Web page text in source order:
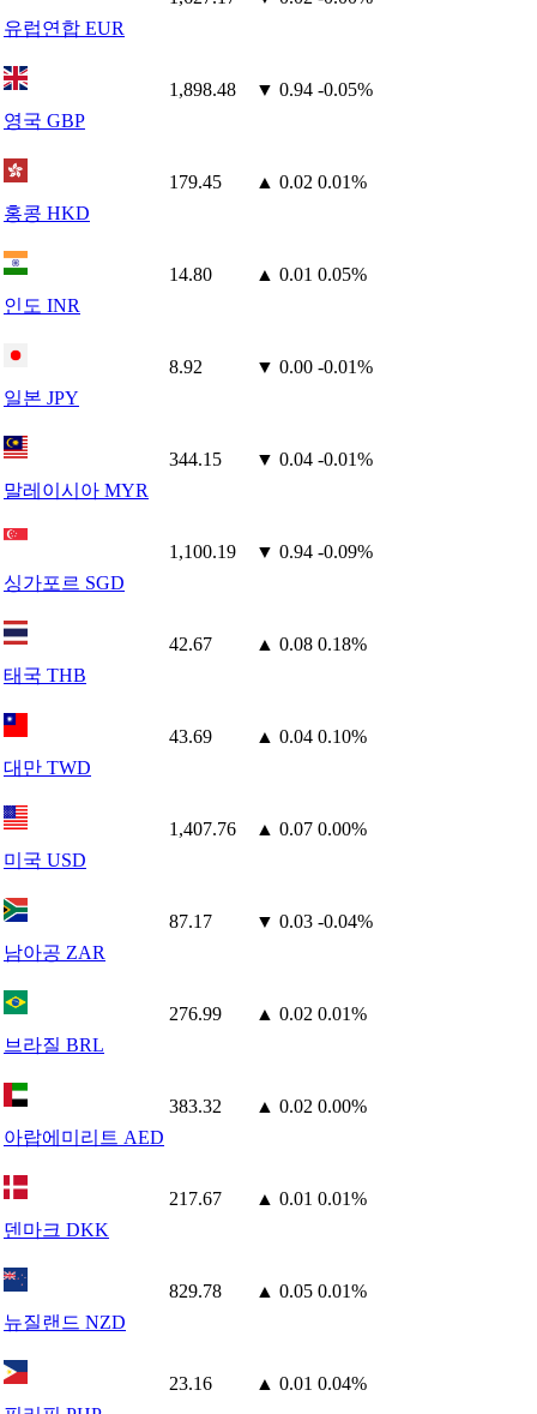
유럽연합 EUR
영국 GBP
1,898.48 ▼ 0.94 -0.05%
홍콩 HKD
179.45 ▲ 0.02 0.01%
인도 INR
14.80 ▲ 0.01 0.05%
일본 JPY
8.92 ▼ 0.00 -0.01%
말레이시아 MYR
344.15 ▼ 0.04 -0.01%
싱가포르 SGD
1,100.19 ▼ 0.94 -0.09%
태국 THB
42.67 ▲ 0.08 0.18%
대만 TWD
43.69 ▲ 0.04 0.10%
미국 USD
1,407.76 ▲ 0.07 0.00%
남아공 ZAR
87.17 ▼ 0.03 -0.04%
브라질 BRL
276.99 ▲ 0.02 0.01%
아랍에미리트 AED
383.32 ▲ 0.02 0.00%
덴마크 DKK
217.67 ▲ 0.01 0.01%
뉴질랜드 NZD
829.78 ▲ 0.05 0.01%
23.16 ▲ 0.01 0.04%